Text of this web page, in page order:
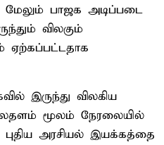
மேலும் பாஜக அடிப்படை
விலகும்
ஏற்கப்பட்டதாக
இருந்து விலகிய
மூலம் நேரலையில்
அரசியல் இயக்கத்தை